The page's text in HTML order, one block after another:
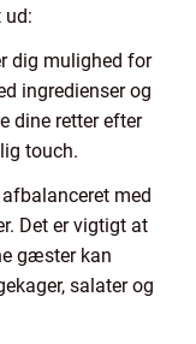
ud:
dig mulighed for
ingredienser og
dine retter efter
touch.
med
Det er vigtigt at
gæster kan
salater og